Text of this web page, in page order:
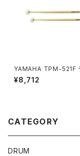
YAMAHA TPM-521F
ニ マレット
¥8,712
CATEGORY
DRUM